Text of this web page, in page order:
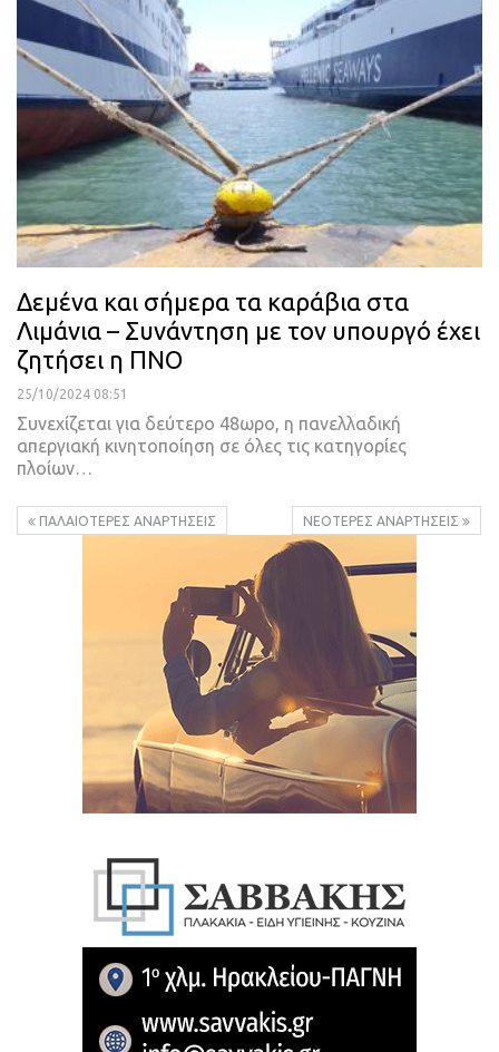
Δεμένα και σήμερα τα καράβια στα
Λιμάνια – Συνάντηση με τον υπουργό έχει
ζητήσει η ΠΝΟ
25/10/2024 08:51
Συνεχίζεται για δεύτερο 48ωρο, η πανελλαδική
απεργιακή κινητοποίηση σε όλες τις κατηγορίες
πλοίων…
ΠΑΛΑΙΌΤΕΡΕΣ ΑΝΑΡΤΉΣΕΙΣ ΝΕΌΤΕΡΕΣ ΑΝΑΡΤΉΣΕΙΣ